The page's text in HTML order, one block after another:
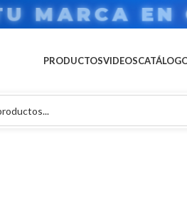
MARCA EN
PRODUCTOSVIDEOS